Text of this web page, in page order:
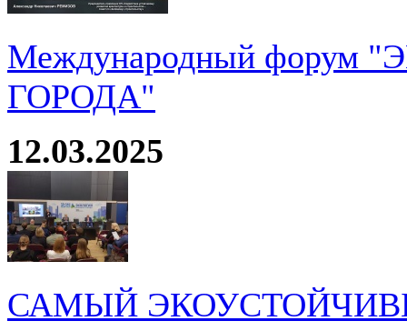
Международный
ГОРОДА"
12.03.2025
САМЫЙ